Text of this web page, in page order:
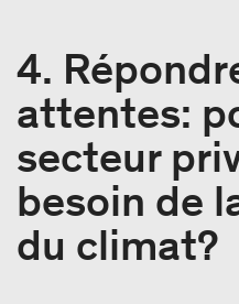
4.
attentes:
secteur
besoin de
du climat?